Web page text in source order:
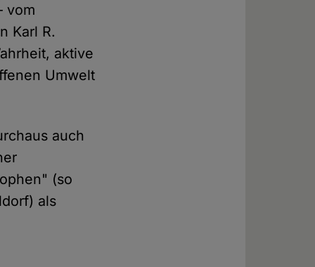
vom
Karl R.
aktive
Umwelt
auch
(so
als